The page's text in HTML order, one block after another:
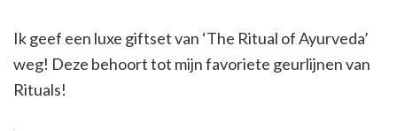
Ik geef een luxe giftset van ‘The Ritual of Ayurveda’
weg! Deze behoort tot mijn favoriete geurlijnen van
Rituals!